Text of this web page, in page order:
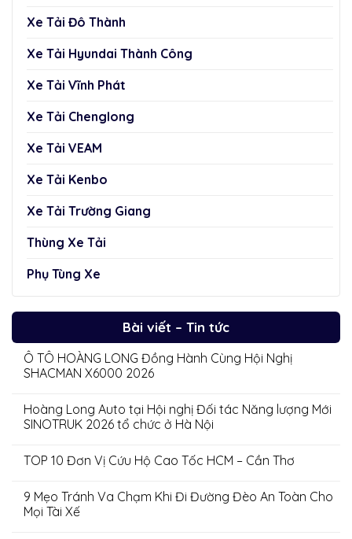
Xe Tải Đô Thành
Xe Tải Hyundai Thành Công
Xe Tải Vĩnh Phát
Xe Tải Chenglong
Xe Tải VEAM
Xe Tải Kenbo
Xe Tải Trường Giang
Thùng Xe Tải
Phụ Tùng Xe
Bài viết – Tin tức
Ô TÔ HOÀNG LONG Đồng Hành Cùng Hội Nghị
SHACMAN X6000 2026
Hoàng Long Auto tại Hội nghị Đối tác Năng lượng Mới
SINOTRUK 2026 tổ chức ở Hà Nội
TOP 10 Đơn Vị Cứu Hộ Cao Tốc HCM – Cần Thơ
9 Mẹo Tránh Va Chạm Khi Đi Đường Đèo An Toàn Cho
Mọi Tài Xế